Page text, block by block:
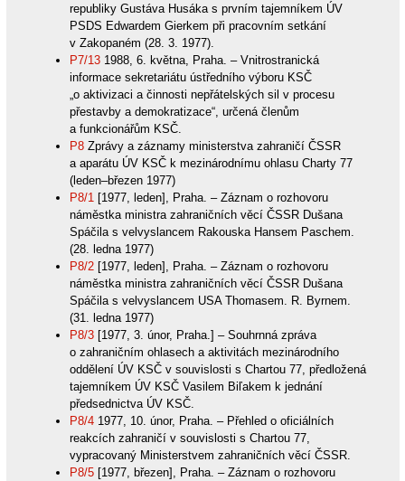
republiky Gustáva Husáka s prvním tajemníkem ÚV
PSDS Edwardem Gierkem při pracovním setkání
v Zakopaném (28. 3. 1977).
P7/131988, 6. května, Praha. – Vnitrostranická
informace sekretariátu ústředního výboru KSČ
„o aktivizaci a činnosti nepřátelských sil v procesu
přestavby a demokratizace“, určená členům
a funkcionářům KSČ.
P8Zprávy a záznamy ministerstva zahraničí ČSSR
a aparátu ÚV KSČ k mezinárodnímu ohlasu Charty 77
(leden–březen 1977)
P8/1 [1977, leden], Praha. – Záznam o rozhovoru
náměstka ministra zahraničních věcí ČSSR Dušana
Spáčila s velvyslancem Rakouska Hansem Paschem.
(28. ledna 1977)
P8/2[1977, leden], Praha. – Záznam o rozhovoru
náměstka ministra zahraničních věcí ČSSR Dušana
Spáčila s velvyslancem USA Thomasem. R. Byrnem.
(31. ledna 1977)
P8/3[1977, 3. únor, Praha.] – Souhrnná zpráva
o zahraničním ohlasech a aktivitách mezinárodního
oddělení ÚV KSČ v souvislosti s Chartou 77, předložená
tajemníkem ÚV KSČ Vasilem Biľakem k jednání
předsednictva ÚV KSČ.
P8/41977, 10. únor, Praha. – Přehled o oficiálních
reakcích zahraničí v souvislosti s Chartou 77,
vypracovaný Ministerstvem zahraničních věcí ČSSR.
P8/5[1977, březen], Praha. – Záznam o rozhovoru